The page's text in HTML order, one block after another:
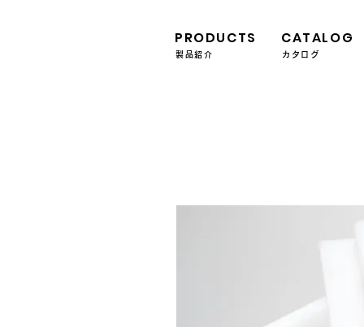
PRODUCTS CATALOG
製品紹介 カタログ